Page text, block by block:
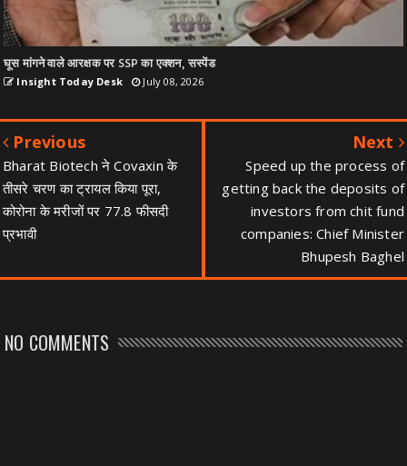
घूस मांगने वाले आरक्षक पर SSP का एक्शन, सस्पेंड
Insight Today Desk July 08, 2026
Previous
Bharat Biotech ने Covaxin के
तीसरे चरण का ट्रायल किया पूरा,
कोरोना के मरीजों पर 77.8 फीसदी
प्रभावी
Next
Speed up the process of
getting back the deposits of
investors from chit fund
companies: Chief Minister
Bhupesh Baghel
NO COMMENTS